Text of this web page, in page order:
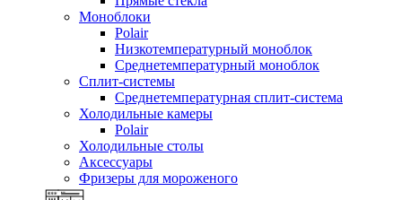
Моноблоки
Polair
Низкотемпературный моноблок
Среднетемпературный моноблок
Сплит-системы
Среднетемпературная сплит-система
Холодильные камеры
Polair
Холодильные столы
Аксессуары
Фризеры для мороженого